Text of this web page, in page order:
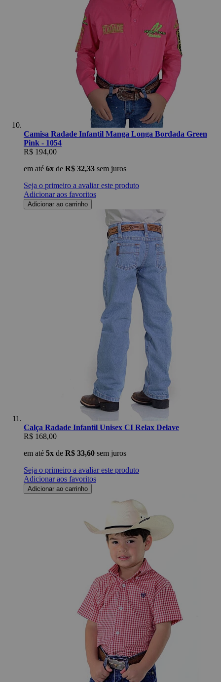
Camisa Radade Infantil Manga Longa Bordada Green
Pink - 1054
R$ 194,00
em até 6x de R$ 32,33 sem juros
Seja o primeiro a avaliar este produto
Adicionar aos favoritos
Adicionar ao carrinho
Calça Radade Infantil Unisex CI Relax Delave
R$ 168,00
em até 5x de R$ 33,60 sem juros
Seja o primeiro a avaliar este produto
Adicionar aos favoritos
Adicionar ao carrinho